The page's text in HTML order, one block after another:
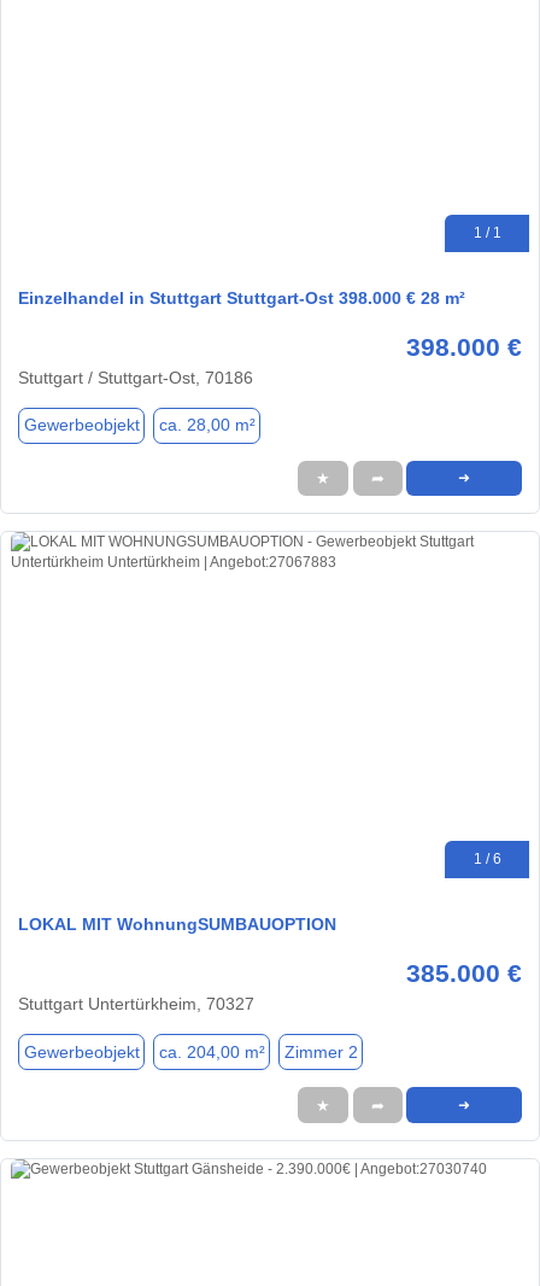
1 / 1
Einzelhandel in Stuttgart Stuttgart-Ost 398.000 € 28 m²
398.000 €
Stuttgart / Stuttgart-Ost, 70186
Gewerbeobjekt ca. 28,00 m²
★ ➦ ➜
1 / 6
LOKAL MIT WohnungSUMBAUOPTION
385.000 €
Stuttgart Untertürkheim, 70327
Gewerbeobjekt ca. 204,00 m² Zimmer 2
★ ➦ ➜